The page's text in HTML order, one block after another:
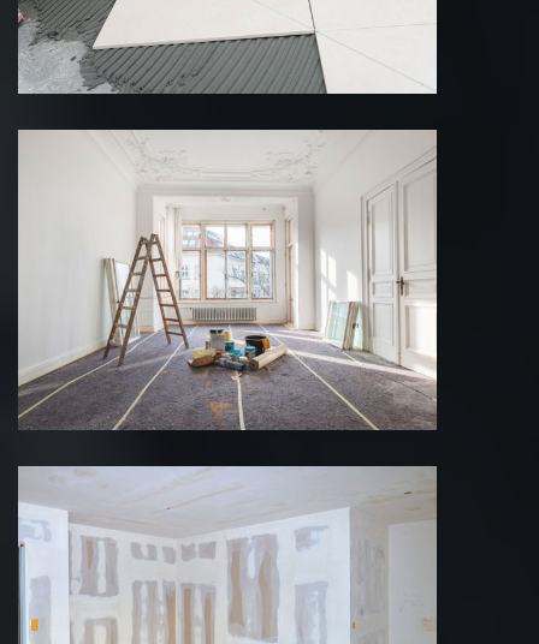
Peinture intérieure 75 Paris
Pose de cloison 75 Paris